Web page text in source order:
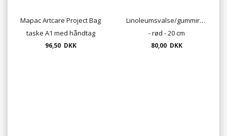
Mapac Artcare Project Bag
taske A1 med håndtag
96,50 DKK
Linoleumsvalse/gummirulle
- rød - 20 cm
80,00 DKK